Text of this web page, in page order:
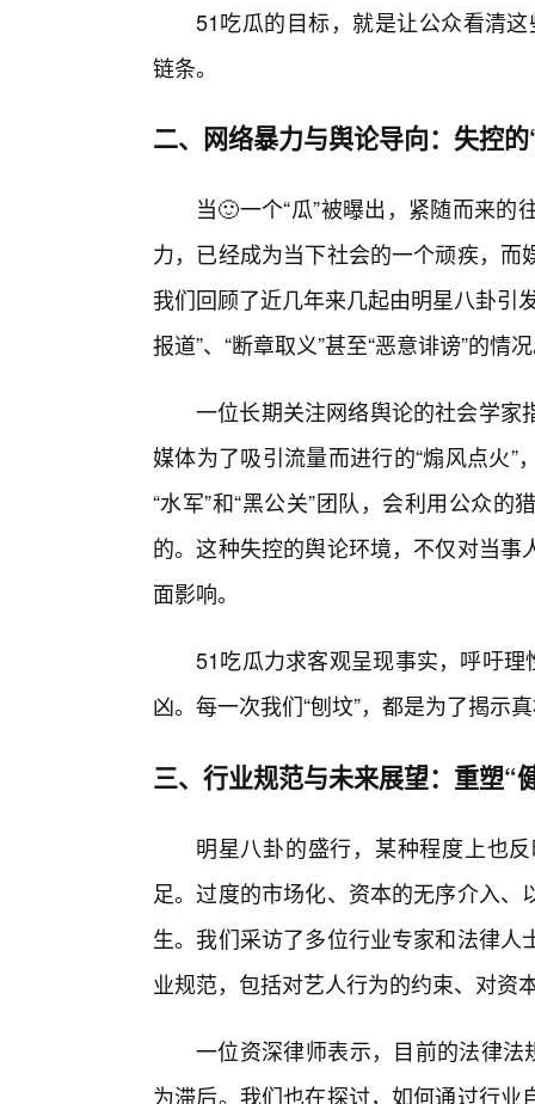
51吃瓜的目标，就是让公众看清这
链条。
二、网络暴力与舆论导向：失控
当🙂一个“瓜”被曝出，紧随而来
力，已经成为当下社会的一个顽疾，
我们回顾了近几年来几起由明星八卦引
报道”、“断章取义”甚至“恶意诽谤”的情
一位长期关注网络舆论的社会学家
媒体为了吸引流量而进行的“煽风点火
“水军”和“黑公关”团队，会利用公众
的。这种失控的舆论环境，不仅对当
面影响。
51吃瓜力求客观呈现事实，呼吁
凶。每一次我们“刨坟”，都是为了揭示
三、行业规范与未来展望：重塑“
明星八卦的盛行，某种程度上也
足。过度的市场化、资本的无序介入
生。我们采访了多位行业专家和法律
业规范，包括对艺人行为的约束、对资
一位资深律师表示，目前的法律法
为滞后。我们也在探讨，如何通过行